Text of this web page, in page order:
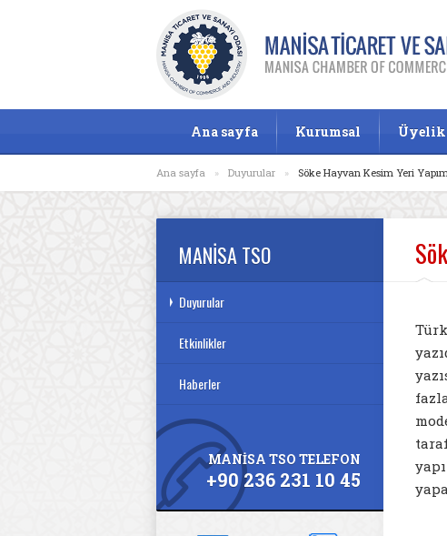
Ana sayfa Kurumsal Üyelik
Ana sayfa » Duyurular » Söke Hayvan Kesim Yeri
MANİSA TSO
Duyurular
Etkinlikler
Haberler
MANİSA TSO TELEFON
+90 236 231 10 45